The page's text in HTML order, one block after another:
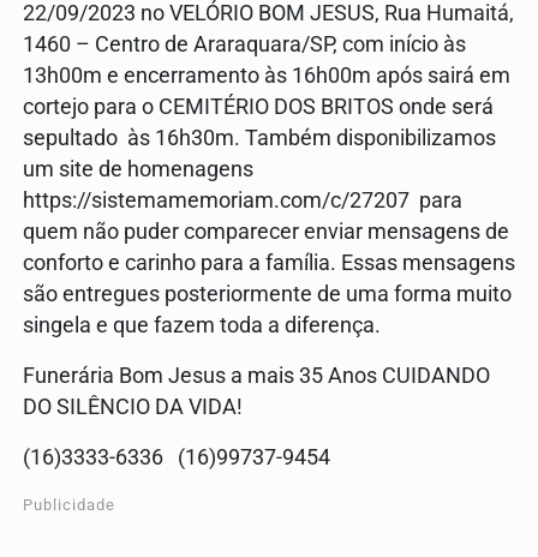
22/09/2023 no VELÓRIO BOM JESUS, Rua Humaitá,
1460 – Centro de Araraquara/SP, com início às
13h00m e encerramento às 16h00m após sairá em
cortejo para o CEMITÉRIO DOS BRITOS onde será
sepultado às 16h30m. Também disponibilizamos
um site de homenagens
https://sistemamemoriam.com/c/27207 para
quem não puder comparecer enviar mensagens de
conforto e carinho para a família. Essas mensagens
são entregues posteriormente de uma forma muito
singela e que fazem toda a diferença.
Funerária Bom Jesus a mais 35 Anos CUIDANDO
DO SILÊNCIO DA VIDA!
(16)3333-6336 (16)99737-9454
Publicidade